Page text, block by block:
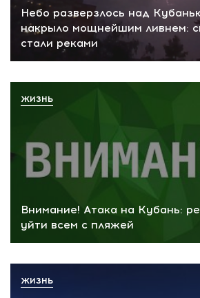
Небо разверзлось над
накрыло мощнейшим ливнем:
стали реками
Внимание! Атака на Кубань:
уйти всем с пляжей
ЖИЗНЬ
ЖИЗНЬ